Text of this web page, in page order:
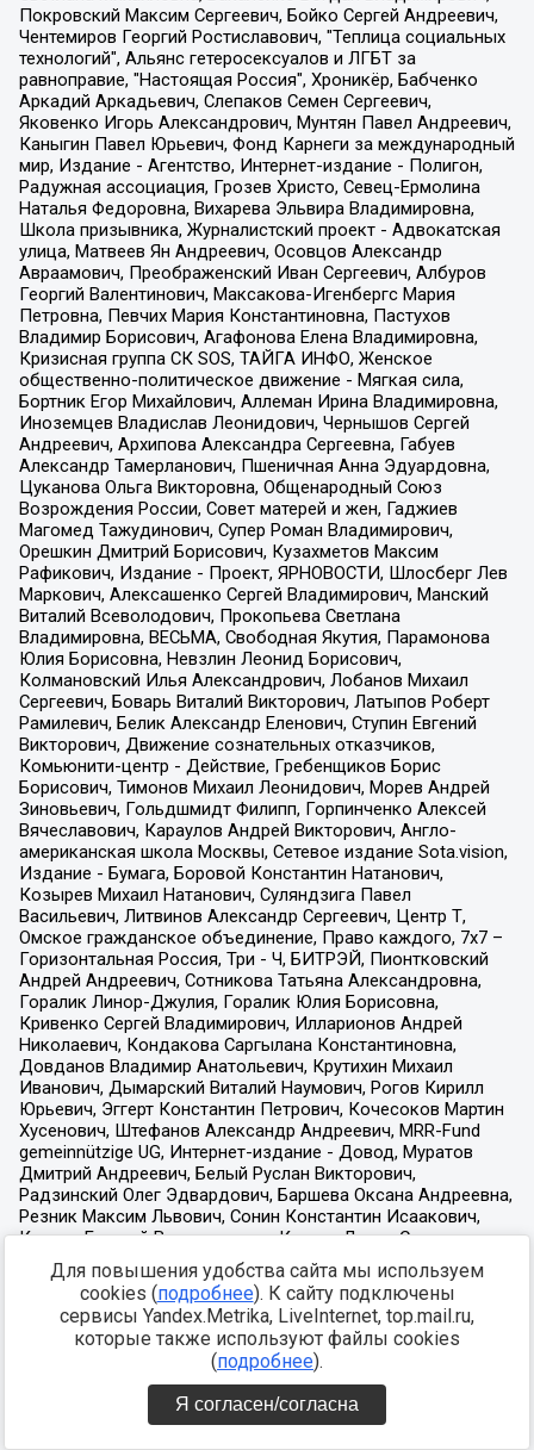
Для повышения удобства сайта мы используем
cookies (подробнее). К сайту подключены
сервисы Yandex.Metrika, LiveInternet, top.mail.ru,
которые также используют файлы cookies
(подробнее).
Я согласен/согласна